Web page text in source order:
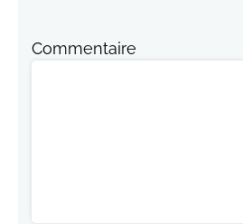
Commentaire